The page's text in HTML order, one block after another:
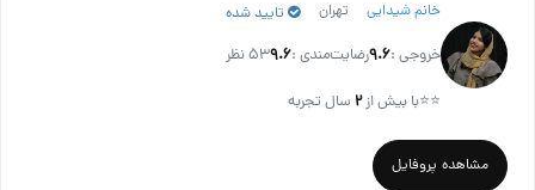
خانم شیدایی تهران تایید شده
خروجی :۹.۶رضایت‌مندی :۹.۶53 نظر
⭐⭐با بیش از۲ سال تجربه
مشاهده پروفایل